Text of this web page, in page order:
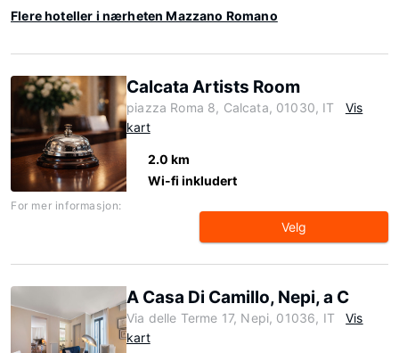
Flere hoteller i nærheten Mazzano Romano
Calcata Artists Room
piazza Roma 8, Calcata, 01030, IT
Vis
kart
2.0 km
Wi-fi inkludert
For mer informasjon:
Velg
A Casa Di Camillo, Nepi, a C
Via delle Terme 17, Nepi, 01036, IT
Vis
kart